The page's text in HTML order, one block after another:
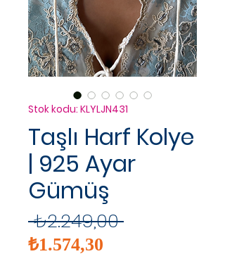
Stok kodu: KLYLJN431
Taşlı Harf Kolye
| 925 Ayar
Gümüş
₺2.249,00 Normal
₺1.574,30